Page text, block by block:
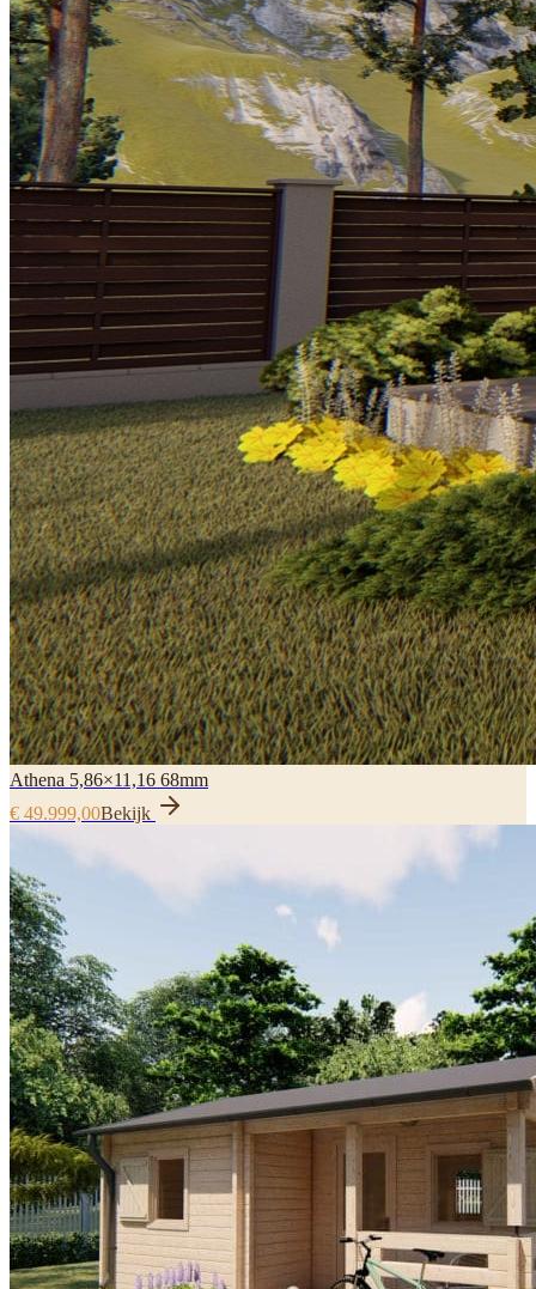
Athena 5,86×11,16 68mm
€ 49.999,00Bekijk